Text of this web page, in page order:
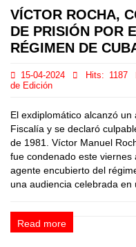
VÍCTOR ROCHA,
DE PRISIÓN POR
RÉGIMEN DE
15-04-2024 Hits: 1187
de Edición
El exdiplomático alcanzó
Fiscalía y se declaró
de 1981. Víctor Manuel
fue condenado este
agente encubierto del
una audiencia celebrada en
Read more